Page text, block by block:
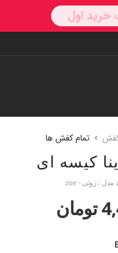
تمام کفش ها
کیسه ای
مدل : زوئی - zoe